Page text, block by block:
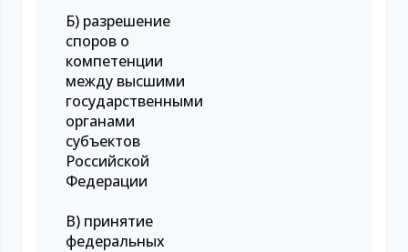
Б) разрешение
споров о
компетенции
между высшими
государственными
органами
субъектов
Российской
Федерации
В) принятие
федеральных